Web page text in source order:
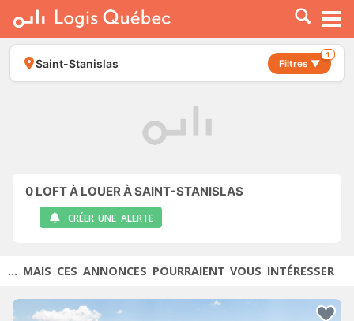
À LOUER
À VENDRE
PLACER UNE ANNONCE
Saint-Stanislas Filtres ▼
1
0 LOFT À LOUER À SAINT-STANISLAS
CRÉER UNE ALERTE
... MAIS CES ANNONCES POURRAIENT VOUS INTÉRESSER